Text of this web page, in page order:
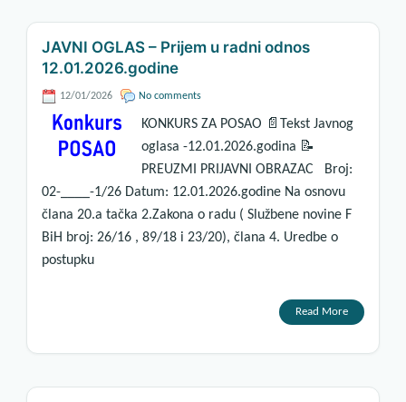
JAVNI OGLAS – Prijem u radni odnos
12.01.2026.godine
12/01/2026 No comments
KONKURS ZA POSAO 📄Tekst Javnog
oglasa -12.01.2026.godina 📝
PREUZMI PRIJAVNI OBRAZAC Broj:
02-____-1/26 Datum: 12.01.2026.godine Na osnovu
člana 20.a tačka 2.Zakona o radu ( Službene novine F
BiH broj: 26/16 , 89/18 i 23/20), člana 4. Uredbe o
postupku
Read More